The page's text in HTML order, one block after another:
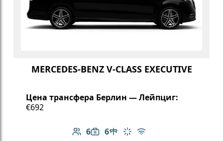
MERCEDES-BENZ V-CLASS EXECUTIVE
Цена трансфера Берлин — Лейпциг:
€692
6
Количество пассажиров: 6
6
Вместимость багажа: 6
Стол в салоне
Климат-контроль
Бесплатный Wi-Fi